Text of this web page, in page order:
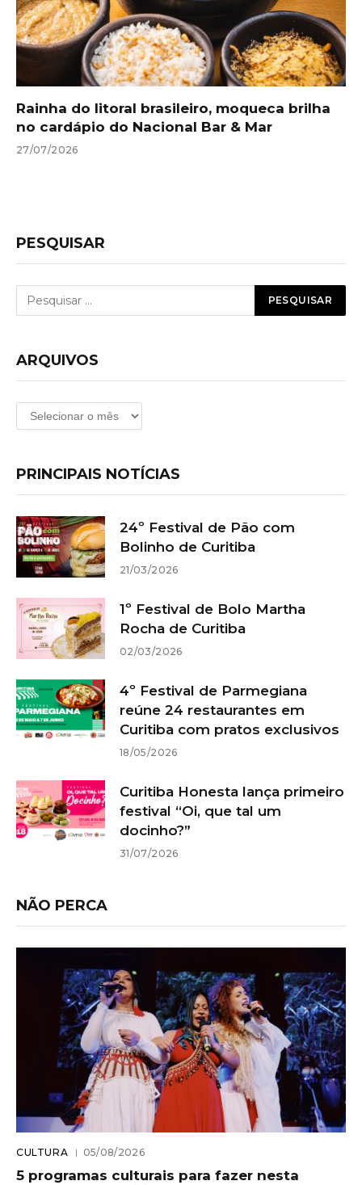
Rainha do litoral brasileiro, moqueca brilha
no cardápio do Nacional Bar & Mar
27/07/2026
PESQUISAR
ARQUIVOS
Arquivos
PRINCIPAIS NOTÍCIAS
24º Festival de Pão com
Bolinho de Curitiba
21/03/2026
1º Festival de Bolo Martha
Rocha de Curitiba
02/03/2026
4º Festival de Parmegiana
reúne 24 restaurantes em
Curitiba com pratos exclusivos
18/05/2026
Curitiba Honesta lança primeiro
festival “Oi, que tal um
docinho?”
31/07/2026
NÃO PERCA
CULTURA 05/08/2026
5 programas culturais para fazer nesta